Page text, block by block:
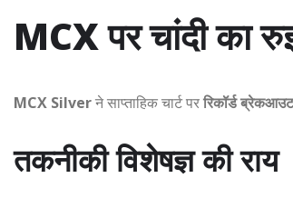
MCX पर चांदी का
MCX Silverने साप्ताहिक चार्ट पररिकॉर्ड ब्रेकआउट
तकनीकी विशेषज्ञ की राय